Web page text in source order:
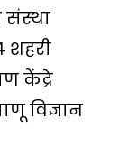
संस्था
शहरी
केंद्रे
विज्ञान